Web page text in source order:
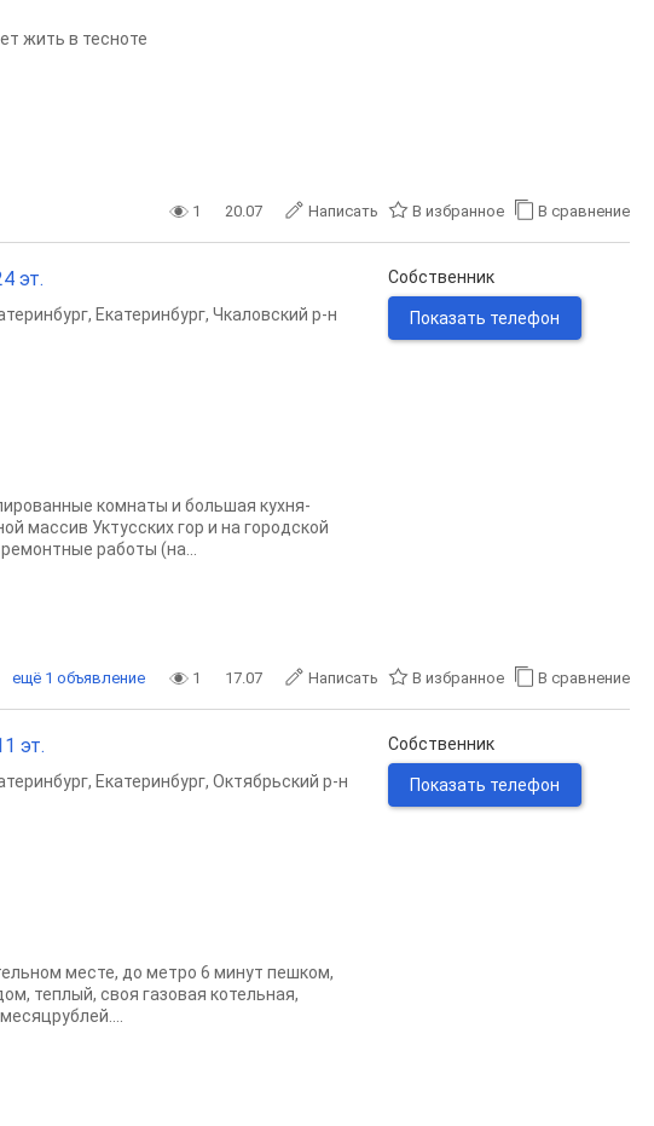
жить в тесноте
1 20.07 Написать В избранное В сравнение
эт.
, Екатеринбург, Чкаловский р-н
комнаты и большая кухня-
массив Уктусских гор и на городской
работы (на...
Собственник
Показать телефон
1 17.07 Написать В избранное В сравнение
ещё 1 объявление
эт.
, Екатеринбург, Октябрьский р-н
месте, до метро 6 минут пешком,
теплый, своя газовая котельная,
Собственник
Показать телефон